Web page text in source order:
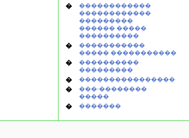
�
������������
������������
���������
������ �����
����������
�
�����������
����� �����������
�
����������
���������
� ����������������
�
���-��������
�����
� �������